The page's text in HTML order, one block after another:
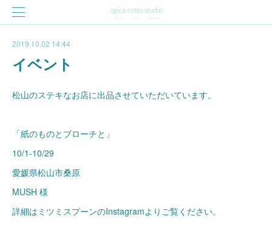
2019.10.02 14:44
イベント
松山のステキなお店に出品させていただいています。
「紙のものとブローチと」
10/1-10/29
愛媛県松山市桑原
MUSH 様
詳細はミツミスプーンのInstagramよりご覧ください。